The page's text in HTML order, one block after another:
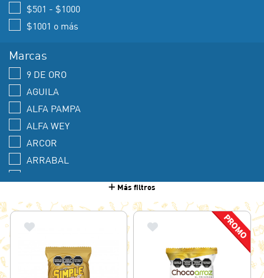
$501 - $1000
$1001 o más
Marcas
9 DE ORO
AGUILA
ALFA PAMPA
ALFA WEY
ARCOR
ARRABAL
BNB
BON O BON
CACHAFAZ
CAPRICHO
Más filtros